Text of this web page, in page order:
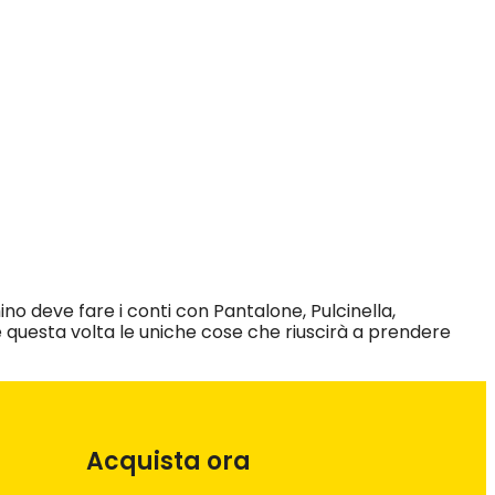
deve fare i conti con Pantalone, Pulcinella,
volta le uniche cose che riuscirà a prendere
Acquista ora